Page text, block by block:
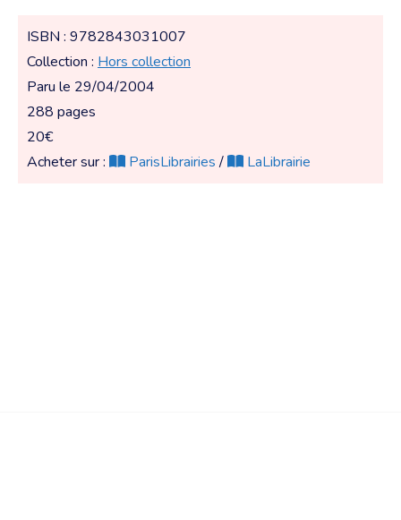
ISBN : 9782843031007
Collection : Hors collection
Paru le 29/04/2004
288 pages
20€
Acheter sur :
ParisLibrairies/ LaLibrairie